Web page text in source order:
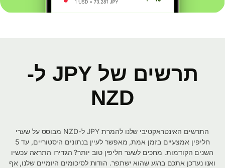
תרשים של JPY ל-
NZD
התרשים האינטראקטיבי שלנו להמרת JPY ל-NZD מבוסס על שערי
חליפין אמצעיים בזמן אמת, מאפשר לעיין בנתונים היסטוריים, עד 5
השנים הקודמות. מחכים לשער חליפין טוב יותר? הגדירו התראה עכשיו
ואנו נעדכן אתכם ברגע שהוא ישתפר. הודות לסיכומים היומיים שלנו, אף